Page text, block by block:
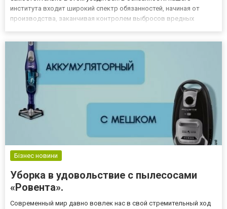
института входит широкий спектр обязанностей, начиная от
производства, заканчивая контролем выбросов вредных
абсолютно все....
Бізнес новини
Уборка в удовольствие с пылесосами
«Ровента».
Современный мир давно вовлек нас в свой стремительный ход